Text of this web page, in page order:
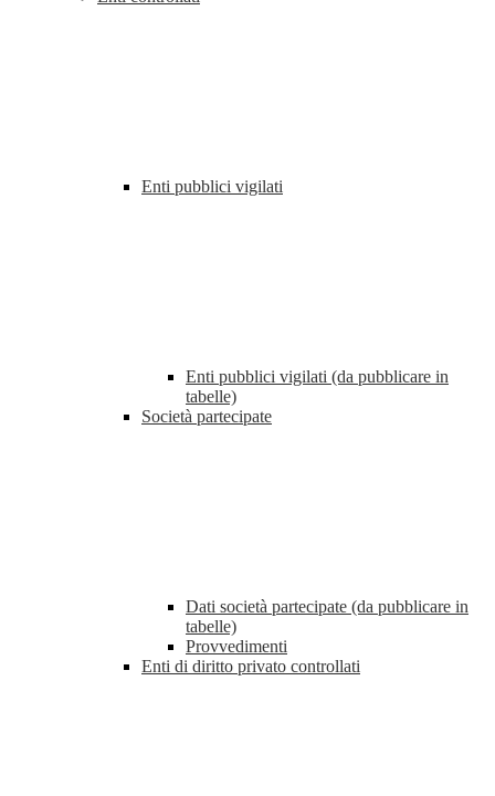
Enti pubblici vigilati
Enti pubblici vigilati (da pubblicare in
tabelle)
Società partecipate
Dati società partecipate (da pubblicare in
tabelle)
Provvedimenti
Enti di diritto privato controllati